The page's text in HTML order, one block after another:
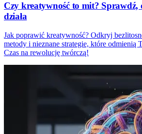
Czy kreatywność to mit? Sprawdź,
działa
Jak poprawić kreatywność? Odkryj
metody i nieznane strategie, które odmienią
Czas na rewolucję twórczą!